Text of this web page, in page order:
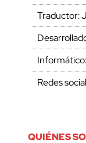
Traductor:
Redes
QUIÉNES